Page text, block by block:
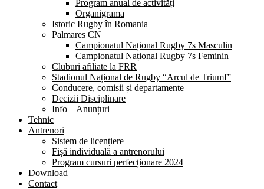
Program anual de activități
Organigrama
Istoric Rugby în Romania
Palmares CN
Campionatul Național Rugby 7s Masculin
Campionatul Național Rugby 7s Feminin
Cluburi afiliate la FRR
Stadionul Național de Rugby “Arcul de Triumf”
Conducere, comisii și departamente
Decizii Disciplinare
Info – Anunțuri
Tehnic
Antrenori
Sistem de licențiere
Fișă individuală a antrenorului
Program cursuri perfecționare 2024
Download
Contact